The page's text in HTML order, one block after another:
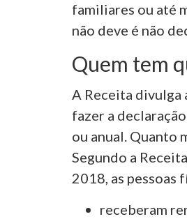
familiares ou até
não deve é não
Quem tem
A Receita divulga
fazer a
ou anual. Quanto
Segundo a
2018, as pessoas
receberam